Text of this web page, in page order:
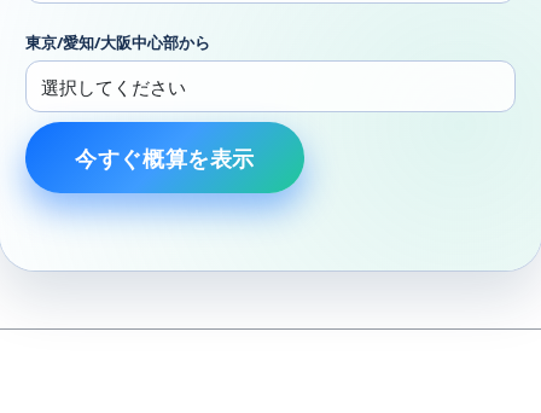
東京/愛知/大阪中心部から
今すぐ概算を表示